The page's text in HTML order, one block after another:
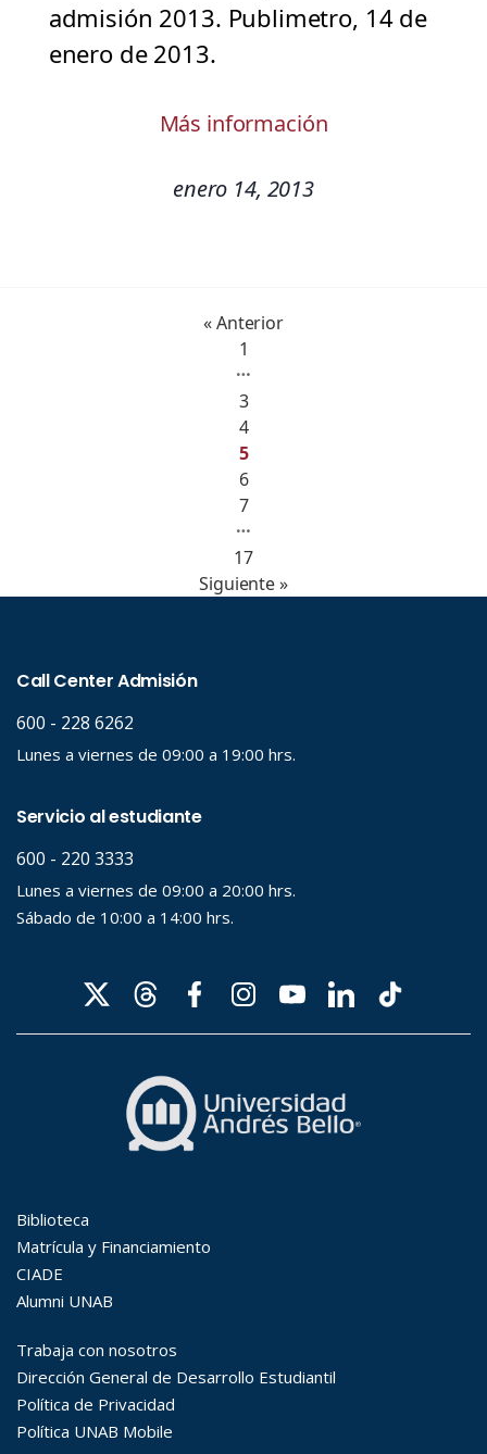
admisión 2013. Publimetro, 14 de
enero de 2013.
Más información
enero 14, 2013
« Anterior
1
…
3
4
5
6
7
…
17
Siguiente »